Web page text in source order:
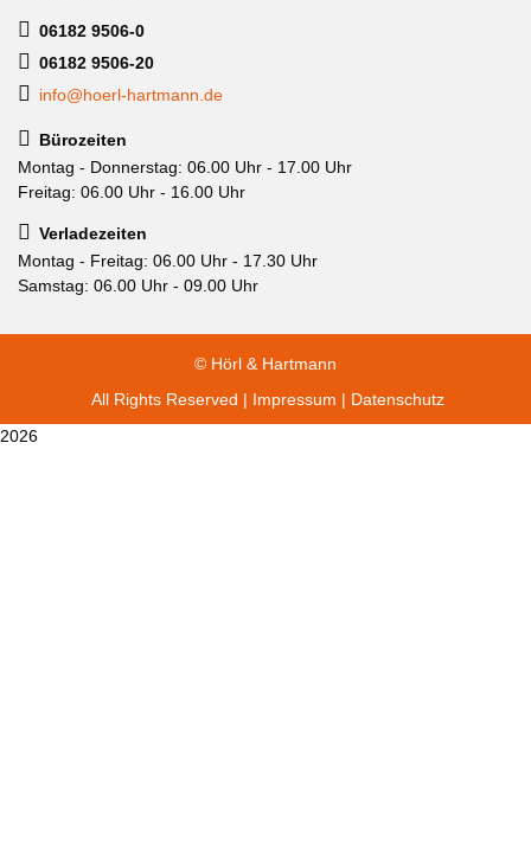
06182 9506-0
06182 9506-20
info@hoerl-hartmann.de
Bürozeiten
Montag - Donnerstag: 06.00 Uhr - 17.00 Uhr
Freitag: 06.00 Uhr - 16.00 Uhr
Verladezeiten
Montag - Freitag: 06.00 Uhr - 17.30 Uhr
Samstag: 06.00 Uhr - 09.00 Uhr
© Hörl & Hartmann
All Rights Reserved | Impressum | Datenschutz
2026